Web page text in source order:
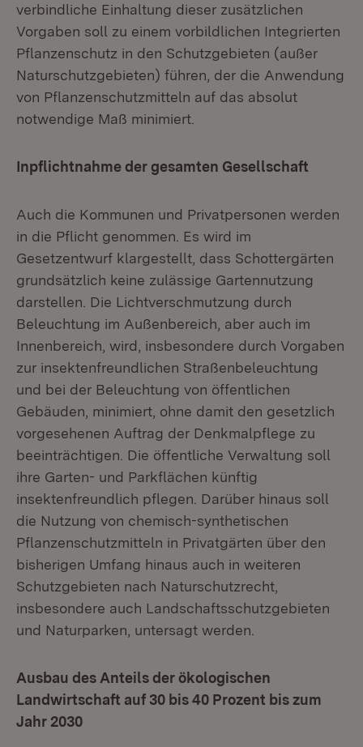
verbindliche Einhaltung dieser zusätzlichen
Vorgaben soll zu einem vorbildlichen Integrierten
Pflanzenschutz in den Schutzgebieten (außer
Naturschutzgebieten) führen, der die Anwendung
von Pflanzenschutzmitteln auf das absolut
notwendige Maß minimiert.
Inpflichtnahme der gesamten Gesellschaft
Auch die Kommunen und Privatpersonen werden
in die Pflicht genommen. Es wird im
Gesetzentwurf klargestellt, dass Schottergärten
grundsätzlich keine zulässige Gartennutzung
darstellen. Die Lichtverschmutzung durch
Beleuchtung im Außenbereich, aber auch im
Innenbereich, wird, insbesondere durch Vorgaben
zur insektenfreundlichen Straßenbeleuchtung
und bei der Beleuchtung von öffentlichen
Gebäuden, minimiert, ohne damit den gesetzlich
vorgesehenen Auftrag der Denkmalpflege zu
beeinträchtigen. Die öffentliche Verwaltung soll
ihre Garten- und Parkflächen künftig
insektenfreundlich pflegen. Darüber hinaus soll
die Nutzung von chemisch-synthetischen
Pflanzenschutzmitteln in Privatgärten über den
bisherigen Umfang hinaus auch in weiteren
Schutzgebieten nach Naturschutzrecht,
insbesondere auch Landschaftsschutzgebieten
und Naturparken, untersagt werden.
Ausbau des Anteils der ökologischen
Landwirtschaft auf 30 bis 40 Prozent bis zum
Jahr 2030